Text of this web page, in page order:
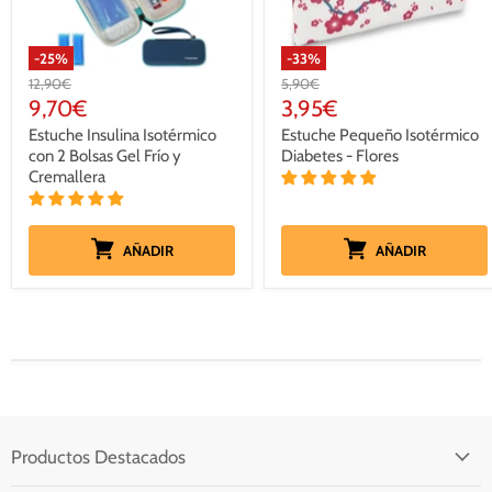
-25%
Precio
original
12,90€
Precio
actual
9,70€
Estuche Insulina Isotérmico
con 2 Bolsas Gel Frío y
Cremallera
AÑADIR
-33%
Precio
original
5,90€
Precio
actual
3,95€
Estuche Pequeño Isotérmico
Diabetes - Flores
AÑADIR
Productos Destacados